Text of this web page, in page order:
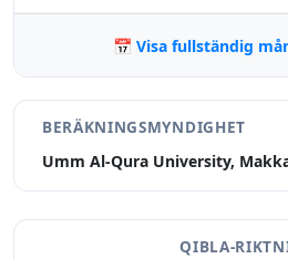
📅 Visa fullständig
BERÄKNINGSMYNDIGHET
Umm Al-Qura University,
QIBLA-